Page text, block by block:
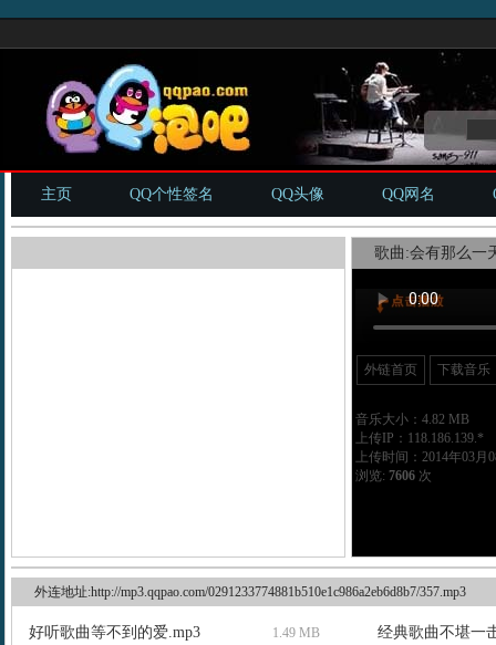
主页 QQ个性签名 QQ头像 QQ网名
歌曲:会有那么一
外链首页 下载音乐
音乐大小：4.82 MB
上传IP：118.186.139.*
上传时间：2014年03月
浏览: 7606次
外连地址:http://mp3.qqpao.com/0291233774881b510e1c986a2eb6d8b7/357.mp3
好听歌曲等不到的爱.mp3 1.49 MB
经典歌曲不堪一